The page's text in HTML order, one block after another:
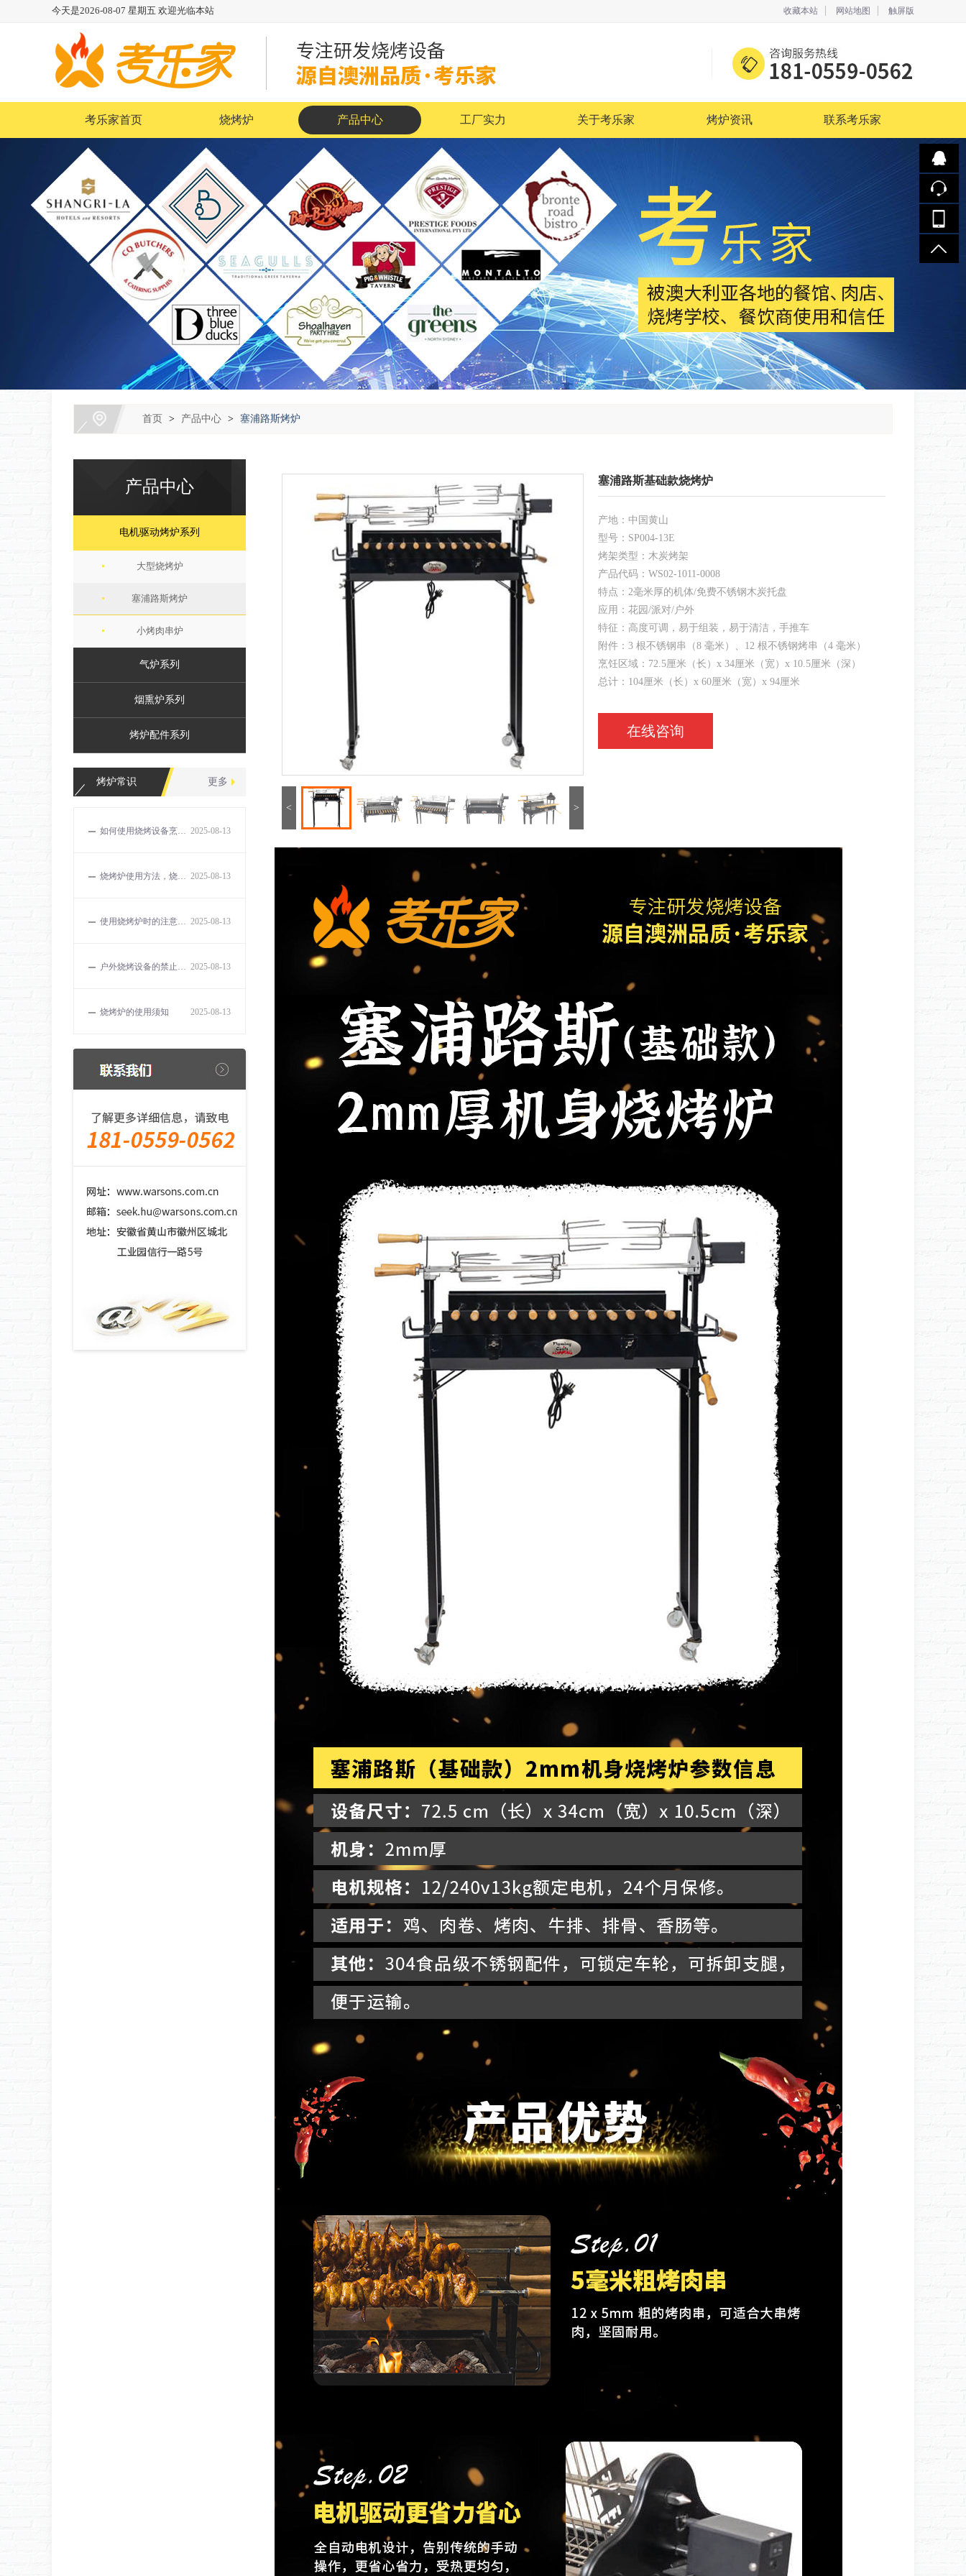
今天是2026-08-07 星期五 欢迎光临本站 收藏本站 网站地图 触屏版
考乐家首页 烧烤炉 产品中心 工厂实力 关于考乐家 烤炉资讯 联系考乐家
首页 > 产品中心 > 塞浦路斯烤炉
产品中心
电机驱动烤炉系列
大型烧烤炉
塞浦路斯烤炉
小烤肉串炉
气炉系列
烟熏炉系列
烤炉配件系列
更多
烤炉常识
2025-08-13
如何使用烧烤设备烹饪出美味的食物？
2025-08-13
烧烤炉使用方法，烧烤的误区和解决方法有哪些？
2025-08-13
使用烧烤炉时的注意事项有哪些？
2025-08-13
户外烧烤设备的禁止事项
2025-08-13
烧烤炉的使用须知
< >
塞浦路斯基础款烧烤炉
产地：中国黄山
型号：SP004-13E
烤架类型：木炭烤架
产品代码：WS02-1011-0008
特点：2毫米厚的机体/免费不锈钢木炭托盘
应用：花园/派对/户外
特征：高度可调，易于组装，易于清洁，手推车
附件：3 根不锈钢串（8 毫米）、12 根不锈钢烤串（4 毫米）
烹饪区域：72.5厘米（长）x 34厘米（宽）x 10.5厘米（深）
总计：104厘米（长）x 60厘米（宽）x 94厘米
在线咨询